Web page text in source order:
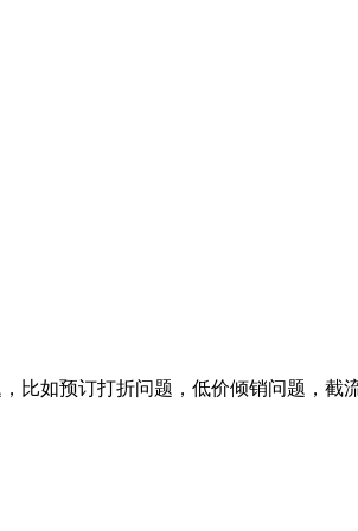
比如预订打折问题，低价倾销问题，截